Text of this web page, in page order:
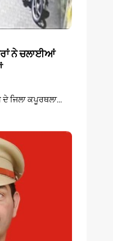
ਨੇ ਚਲਾਈਆਂ
ਜਿਲਾ ਕਪੂਰਥਲਾ...